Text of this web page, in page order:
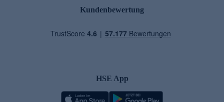
Kundenbewertung
HSE App